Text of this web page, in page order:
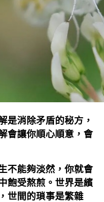
是消除矛盾的秘方，
會讓你順心順意，會
不能夠淡然，你就會
飽受熬煎。世界是繽
世間的瑣事是繁雜